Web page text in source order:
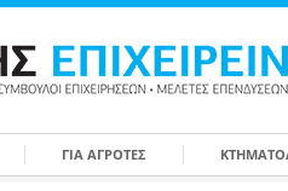
ΓΙΑ ΑΓΡΌΤΕΣ